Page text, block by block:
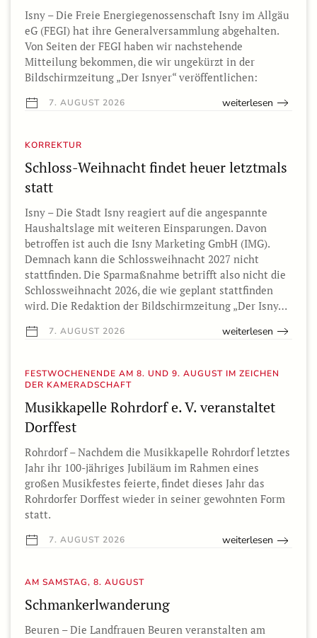
Isny – Die Freie Energiegenossenschaft Isny im Allgäu
eG (FEGI) hat ihre Generalversammlung abgehalten.
Von Seiten der FEGI haben wir nachstehende
Mitteilung bekommen, die wir ungekürzt in der
Bildschirmzeitung „Der Isnyer“ veröffentlichen:
7. AUGUST 2026 weiterlesen
KORREKTUR
Schloss-Weihnacht findet heuer letztmals
statt
Isny – Die Stadt Isny reagiert auf die angespannte
Haushaltslage mit weiteren Einsparungen. Davon
betroffen ist auch die Isny Marketing GmbH (IMG).
Demnach kann die Schlossweihnacht 2027 nicht
stattfinden. Die Sparmaßnahme betrifft also nicht die
Schlossweihnacht 2026, die wie geplant stattfinden
wird. Die Redaktion der Bildschirmzeitung „Der Isny…
7. AUGUST 2026 weiterlesen
FESTWOCHENENDE AM 8. UND 9. AUGUST IM ZEICHEN
DER KAMERADSCHAFT
Musikkapelle Rohrdorf e. V. veranstaltet
Dorffest
Rohrdorf – Nachdem die Musikkapelle Rohrdorf letztes
Jahr ihr 100-jähriges Jubiläum im Rahmen eines
großen Musikfestes feierte, findet dieses Jahr das
Rohrdorfer Dorffest wieder in seiner gewohnten Form
statt.
7. AUGUST 2026 weiterlesen
AM SAMSTAG, 8. AUGUST
Schmankerlwanderung
Beuren – Die Landfrauen Beuren veranstalten am